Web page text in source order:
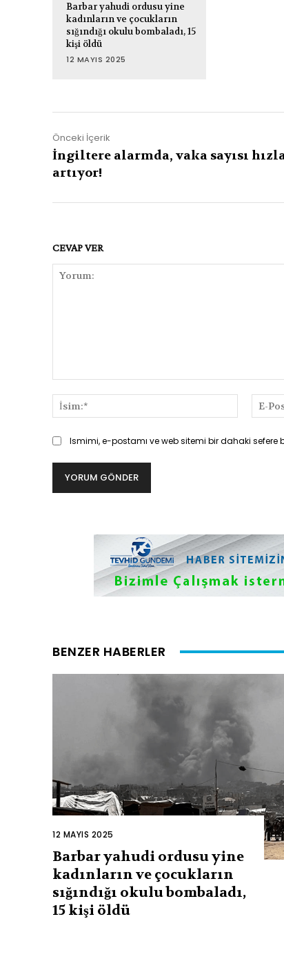
Barbar yahudi ordusu yine
kadınların ve çocukların
sığındığı okulu bombaladı, 15
kişi öldü
12 MAYIS 2025
Önceki İçerik
İngiltere alarmda, vaka sayısı
artıyor!
CEVAP VER
İsim:*
Ismimi, e-postamı ve web sitemi bir dahaki sefere
BENZER HABERLER
12 MAYIS 2025
Barbar yahudi ordusu yine
kadınların ve çocukların
sığındığı okulu bombaladı,
15 kişi öldü